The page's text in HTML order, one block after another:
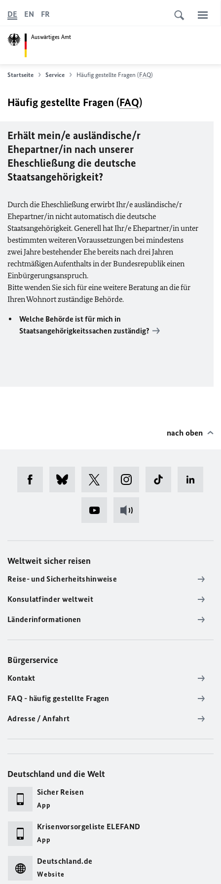
Auswärtiges Amt
DE EN FR
Startseite Service Häufig gestellte Fragen (FAQ)
Häufig gestellte Fragen (FAQ)
Erhält mein/e ausländische/r
Ehepartner/in nach unserer
Eheschließung die deutsche
Staatsangehörigkeit?
Durch die Eheschließung erwirbt Ihr/e ausländische/r
Ehepartner/in nicht automatisch die deutsche
Staatsangehörigkeit. Generell hat Ihr/e Ehepartner/in unter
bestimmten weiteren Voraussetzungen bei mindestens
zwei Jahre bestehender Ehe bereits nach drei Jahren
rechtmäßigen Aufenthalts in der Bundesrepublik einen
Einbürgerungsanspruch.
Bitte wenden Sie sich für eine weitere Beratung an die für
Ihren Wohnort zuständige Behörde.
Welche Behörde ist für mich in
Staatsangehörigkeitssachen zuständig?
nach oben
Weltweit sicher reisen
Reise- und Sicherheitshinweise
Konsulatfinder weltweit
Länderinformationen
Bürgerservice
Kontakt
FAQ - häufig gestellte Fragen
Adresse / Anfahrt
Deutschland und die Welt
Sicher Reisen
App
Krisenvorsorgeliste ELEFAND
App
Deutschland.de
Website